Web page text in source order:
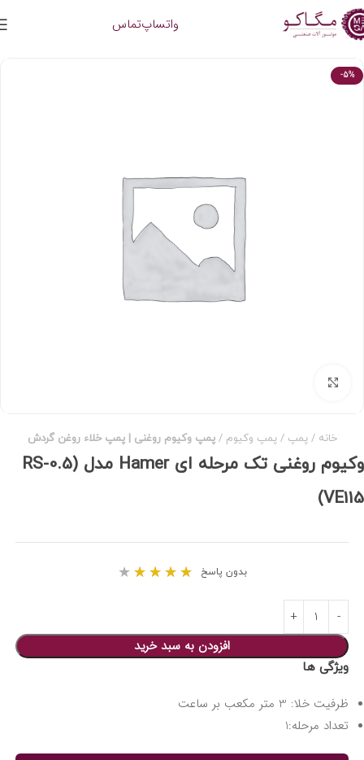
واتساپتماس
-5%
خانه پمپ پمپ وکیوم پمپ وکیوم روغنی | پمپ خلاء روغن گردش
وکیوم روغنی تک مرحله ای Hamer مدل (RS-0.5
(VE115
بدون پاسخ ★
★
★
★
★
افزودن به سبد خرید
ویژگی ها
ظرفیت خلا: 3 متر مکعب بر ساعت
تعداد مرحله:1